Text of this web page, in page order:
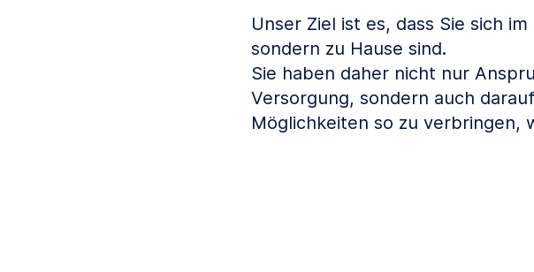
Unser Ziel ist es, dass Sie sich
sondern zu Hause sind.
Sie haben daher nicht nur
Versorgung, sondern auch
Möglichkeiten so zu verbringen,